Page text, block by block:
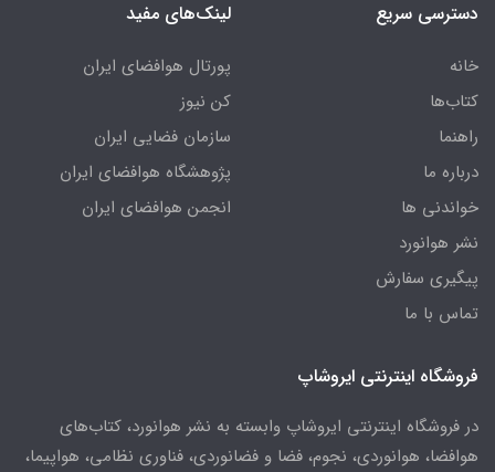
دسترسی سریع
خانه
کتاب‌ها
راهنما
درباره ما
خواندنی ها
نشر هوانورد
پیگیری سفارش
تماس با ما
لینک‌های مفید
پورتال هوافضای ایران
کن نیوز
سازمان فضایی ایران
پژوهشگاه هوافضای ایران
انجمن هوافضای ایران
فروشگاه اینترنتی ایروشاپ
در فروشگاه اینترنتی ایروشاپ وابسته به نشر هوانورد، کتاب‌های
هوافضا، هوانوردی، نجوم، فضا و فضانوردی، فناوری نظامی، هواپیما،